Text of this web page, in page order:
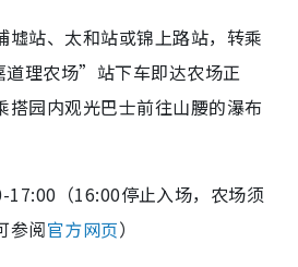
墟站、太和站或锦上路站，转乘
理农场”站下车即达农场正
搭园内观光巴士前往山腰的瀑布
17:00（16:00停止入场，农场须
参阅官方网页）